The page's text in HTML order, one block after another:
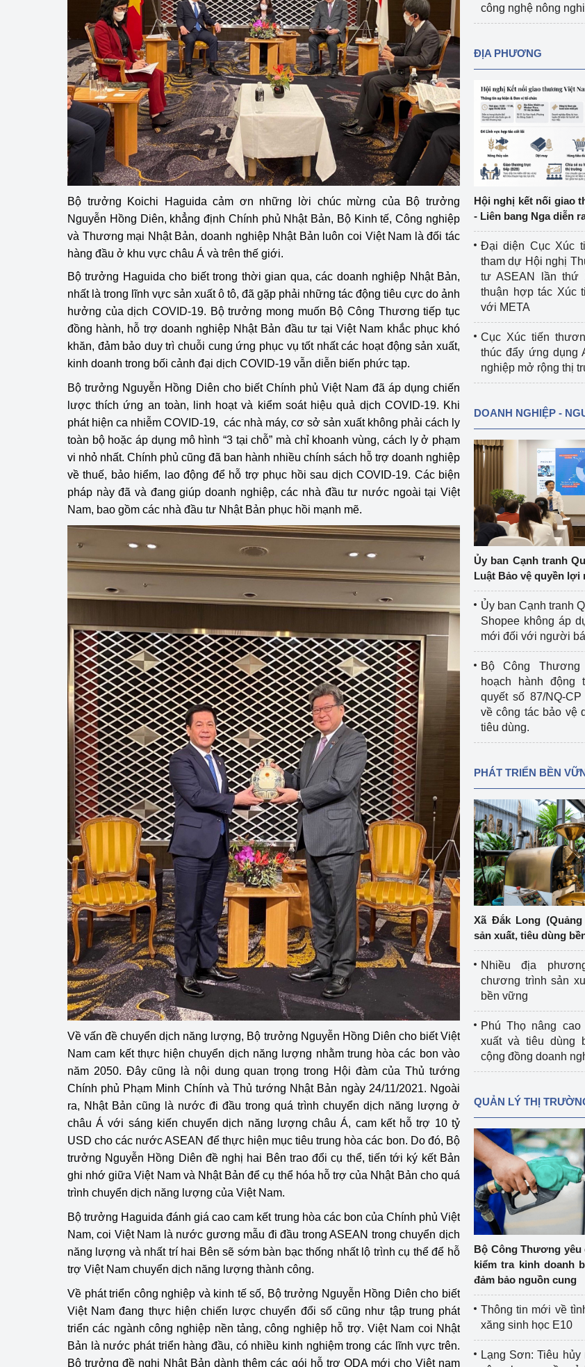
Đọc báo giúp bạn
Xúc tiến thương mại Khu vực miền Bắc
Khu vực miền Trung
Khu vực miền Nam
Thị trường nước ngoàiHiệp định EVFTA
Thị trường châu Á – châu Phi
Thị trường châu Âu – châu Mỹ
Thị trường trong nước
Ngành Công Thương đưa nghị quyết
Đại hội XIV của Đảng vào cuộc sống
Phát triển công nghiệpCông nghiệp nền tảng
Chính sách
Sản xuất công nghiệp
Phát triển năng lượng
Bộ trưởng Koichi Haguida cảm ơn những lời chúc mừng của Bộ trưởng
Nguyễn Hồng Diên, khẳng định Chính phủ Nhật Bản, Bộ Kinh tế, Công nghiệp
và Thương mại Nhật Bản, doanh nghiệp Nhật Bản luôn coi Việt Nam là đối tác
hàng đầu ở khu vực châu Á và trên thế giới.
Bộ trưởng Haguida cho biết trong thời gian qua, các doanh nghiệp Nhật Bản,
nhất là trong lĩnh vực sản xuất ô tô, đã gặp phải những tác động tiêu cực do ảnh
hưởng của dịch COVID-19. Bộ trưởng mong muốn Bộ Công Thương tiếp tục
đồng hành, hỗ trợ doanh nghiệp Nhật Bản đầu tư tại Việt Nam khắc phục khó
khăn, đảm bảo duy trì chuỗi cung ứng phục vụ tốt nhất các hoạt động sản xuất,
kinh doanh trong bối cảnh đại dịch COVID-19 vẫn diễn biến phức tạp.
Bộ trưởng Nguyễn Hồng Diên cho biết Chính phủ Việt Nam đã áp dụng chiến
lược thích ứng an toàn, linh hoạt và kiểm soát hiệu quả dịch COVID-19. Khi
phát hiện ca nhiễm COVID-19, các nhà máy, cơ sở sản xuất không phải cách ly
toàn bộ hoặc áp dụng mô hình “3 tại chỗ” mà chỉ khoanh vùng, cách ly ở phạm
vi nhỏ nhất. Chính phủ cũng đã ban hành nhiều chính sách hỗ trợ doanh nghiệp
về thuế, bảo hiểm, lao động để hỗ trợ phục hồi sau dịch COVID-19. Các biện
pháp này đã và đang giúp doanh nghiệp, các nhà đầu tư nước ngoài tại Việt
Nam, bao gồm các nhà đầu tư Nhật Bản phục hồi mạnh mẽ.
Về vấn đề chuyển dịch năng lượng, Bộ trưởng Nguyễn Hồng Diên cho biết Việt
Nam cam kết thực hiện chuyển dịch năng lượng nhằm trung hòa các bon vào
năm 2050. Đây cũng là nội dung quan trọng trong Hội đàm của Thủ tướng
Chính phủ Phạm Minh Chính và Thủ tướng Nhật Bản ngày 24/11/2021. Ngoài
ra, Nhật Bản cũng là nước đi đầu trong quá trình chuyển dịch năng lượng ở
châu Á với sáng kiến chuyển dịch năng lượng châu Á, cam kết hỗ trợ 10 tỷ
USD cho các nước ASEAN để thực hiện mục tiêu trung hòa các bon. Do đó, Bộ
trưởng Nguyễn Hồng Diên đề nghị hai Bên trao đổi cụ thể, tiến tới ký kết Bản
ghi nhớ giữa Việt Nam và Nhật Bản để cụ thể hóa hỗ trợ của Nhật Bản cho quá
trình chuyển dịch năng lượng của Việt Nam.
Bộ trưởng Haguida đánh giá cao cam kết trung hòa các bon của Chính phủ Việt
Nam, coi Việt Nam là nước gương mẫu đi đầu trong ASEAN trong chuyển dịch
năng lượng và nhất trí hai Bên sẽ sớm bàn bạc thống nhất lộ trình cụ thể để hỗ
trợ Việt Nam chuyển dịch năng lượng thành công.
Về phát triển công nghiệp và kinh tế số, Bộ trưởng Nguyễn Hồng Diên cho biết
Việt Nam đang thực hiện chiến lược chuyển đổi số cũng như tập trung phát
triển các ngành công nghiệp nền tảng, công nghiệp hỗ trợ. Việt Nam coi Nhật
Bản là nước phát triển hàng đầu, có nhiều kinh nghiệm trong các lĩnh vực trên.
Bộ trưởng đề nghị Nhật Bản dành thêm các gói hỗ trợ ODA mới cho Việt nam
công nghệ nông
ĐỊA PHƯƠNG
Hội nghị kết nối giao
- Liên bang Nga diễn
Đại diện Cục Xúc
tham dự Hội nghị
tư ASEAN lần thứ
thuận hợp tác Xúc
với META
Cục Xúc tiến
thúc đẩy ứng dụng
nghiệp mở rộng thị
DOANH NGHIỆP -
Ủy ban Cạnh tranh
Luật Bảo vệ quyền
Ủy ban Cạnh tranh
Shopee không áp
mới đối với người
Bộ Công
hoạch hành động
quyết số 87/NQ-
về công tác bảo vệ
tiêu dùng.
PHÁT TRIỂN BỀN
Xã Đắk Long
sản xuất, tiêu dùng
Nhiều địa
chương trình sản
bền vững
Phú Thọ nâng
xuất và tiêu dùng
cộng đồng doanh
QUẢN LÝ THỊ
Bộ Công Thương
kiểm tra kinh doanh
đảm bảo nguồn cung
Thông tin mới về
xăng sinh học E10
Lạng Sơn: Tiêu hủy